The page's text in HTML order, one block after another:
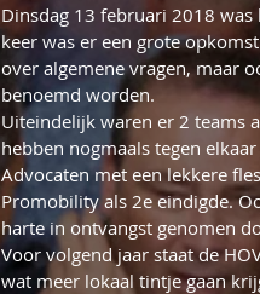
Dinsdag 13 februari 2018
keer was er een grote
over algemene vragen, maar
benoemd worden.
Uiteindelijk waren er 2 teams
hebben nogmaals tegen
Advocaten met een lekkere
Promobility als 2e eindigde.
harte in ontvangst genomen
Voor volgend jaar staat de
wat meer lokaal tintje gaan